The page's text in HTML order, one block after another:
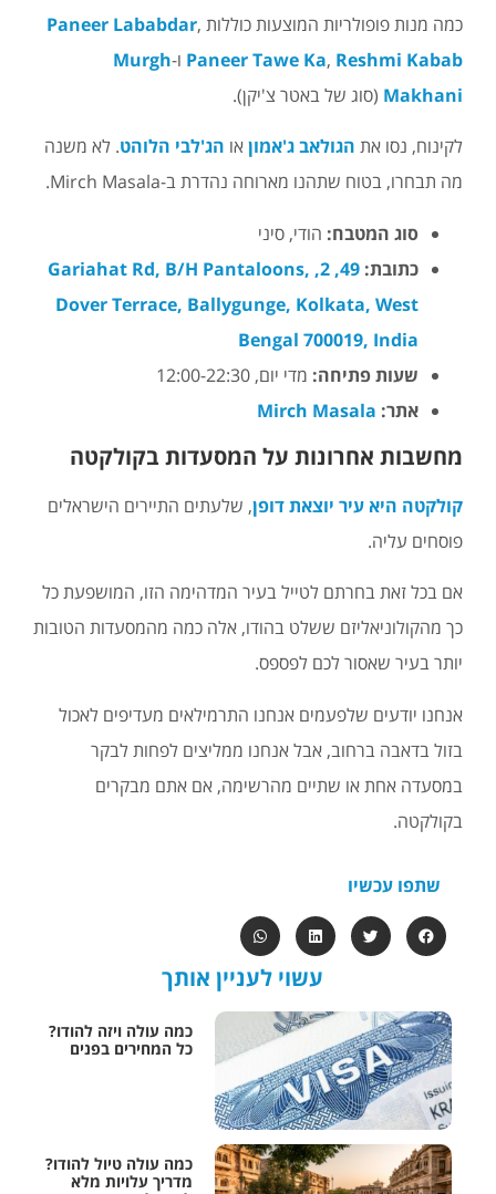
כמה מנות פופולריות המוצעות כוללות Paneer Lababdar,
Paneer Tawe Ka, Reshmi Kabab ו-Murgh
Makhani (סוג של באטר צ'יקן).
לקינוח, נסו את הגולאב ג'אמוןאו הג'לבי הלוהט. לא משנה
מה תבחרו, בטוח שתהנו מארוחה נהדרת ב-Mirch Masala.
סוג המטבח: הודי, סיני
כתובת:
49, 2, Gariahat Rd, B/H Pantaloons,
Dover Terrace, Ballygunge, Kolkata, West
Bengal 700019, India
שעות פתיחה: מדי יום, 12:00-22:30
אתר: Mirch Masala
מחשבות אחרונות על המסעדות בקולקטה
קולקטה היא עיר יוצאת דופן, שלעתים התיירים הישראלים
פוסחים עליה.
אם בכל זאת בחרתם לטייל בעיר המדהימה הזו, המושפעת כל
כך מהקולוניאליזם ששלט בהודו, אלה כמה מהמסעדות הטובות
יותר בעיר שאסור לכם לפספס.
אנחנו יודעים שלפעמים אנחנו התרמילאים מעדיפים לאכול
בזול בדאבה ברחוב, אבל אנחנו ממליצים לפחות לבקר
במסעדה אחת או שתיים מהרשימה, אם אתם מבקרים
בקולקטה.
שתפו עכשיו
עשוי לעניין אותך
כמה עולה ויזה להודו?
כל המחירים בפנים
כמה עולה טיול להודו?
מדריך עלויות מלא